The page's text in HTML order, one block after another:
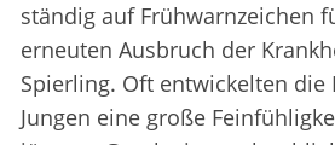
ständig auf Frühwarnzeichen
erneuten Ausbruch der
Spierling. Oft entwickelten die
Jungen eine große